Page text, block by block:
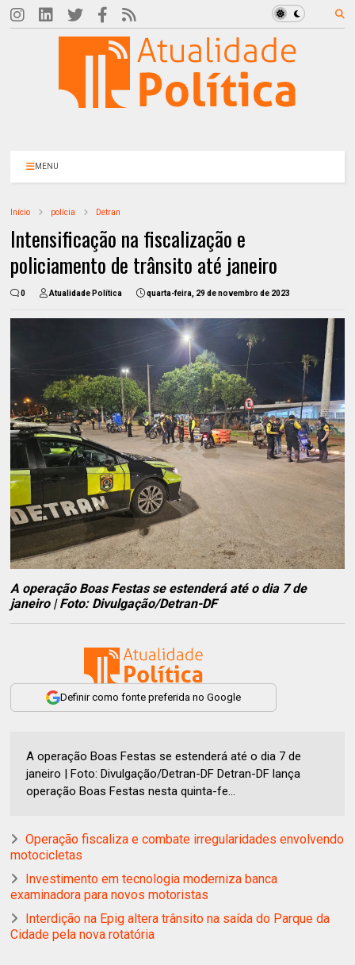
MENU
Início polícia Detran
Intensificação na fiscalização e
policiamento de trânsito até janeiro
0 Atualidade Política quarta-feira, 29 de novembro de 2023
A operação Boas Festas se estenderá até o dia 7 de
janeiro | Foto: Divulgação/Detran-DF
Definir como fonte preferida no Google
A operação Boas Festas se estenderá até o dia 7 de
janeiro | Foto: Divulgação/Detran-DF Detran-DF lança
operação Boas Festas nesta quinta-fe...
Operação fiscaliza e combate irregularidades envolvendo
motocicletas
Investimento em tecnologia moderniza banca
examinadora para novos motoristas
Interdição na Epig altera trânsito na saída do Parque da
Cidade pela nova rotatória